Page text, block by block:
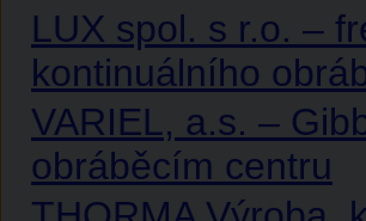
LUX spol. s r.o. –
kontinuálního
VARIEL, a.s. –
obráběcím centru